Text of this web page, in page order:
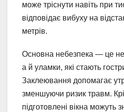
може тріснути навіть при
відповідає вибуху на
метрів.
Основна небезпека — це не
а й уламки, які стають
Заклеювання допомагає
зменшуючи ризик травм.
підготовлені вікна можуть